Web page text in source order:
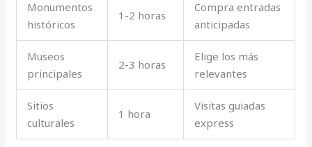
Monumentos
históricos
1-2 horas
Compra entradas
anticipadas
Museos
principales
2-3 horas
Elige los más
relevantes
Sitios
culturales
1 hora
Visitas guiadas
express